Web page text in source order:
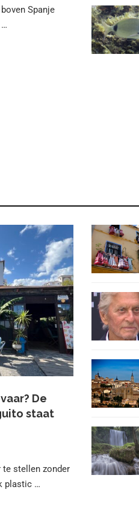
Spanje
De
staat
te stellen zonder
plastic …